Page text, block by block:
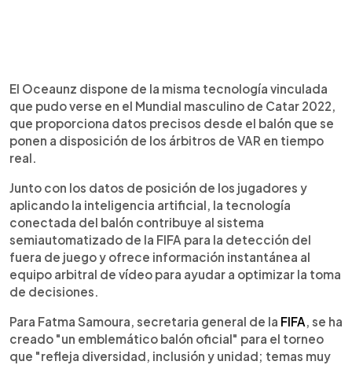
El Oceaunz dispone de la misma tecnología vinculada
que pudo verse en el Mundial masculino de Catar 2022,
que proporciona datos precisos desde el balón que se
ponen a disposición de los árbitros de VAR en tiempo
real.
Junto con los datos de posición de los jugadores y
aplicando la inteligencia artificial, la tecnología
conectada del balón contribuye al sistema
semiautomatizado de la FIFA para la detección del
fuera de juego y ofrece información instantánea al
equipo arbitral de vídeo para ayudar a optimizar la toma
de decisiones.
Para Fatma Samoura, secretaria general de la FIFA, se ha
creado "un emblemático balón oficial" para el torneo
que "refleja diversidad, inclusión y unidad; temas muy